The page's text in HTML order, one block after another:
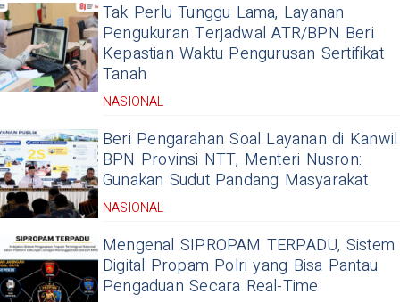
Tak Perlu Tunggu Lama, Layanan
Pengukuran Terjadwal ATR/BPN Beri
Kepastian Waktu Pengurusan Sertifikat
Tanah
NASIONAL
Beri Pengarahan Soal Layanan di Kanwil
BPN Provinsi NTT, Menteri Nusron:
Gunakan Sudut Pandang Masyarakat
NASIONAL
Mengenal SIPROPAM TERPADU, Sistem
Digital Propam Polri yang Bisa Pantau
Pengaduan Secara Real-Time